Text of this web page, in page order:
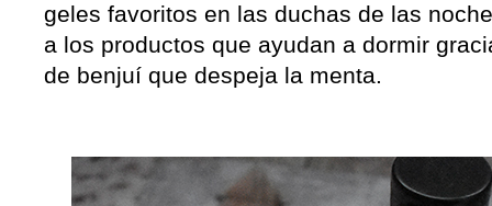
geles favoritos en las duchas de las
a los productos que ayudan a dormir
de benjuí que despeja la menta.